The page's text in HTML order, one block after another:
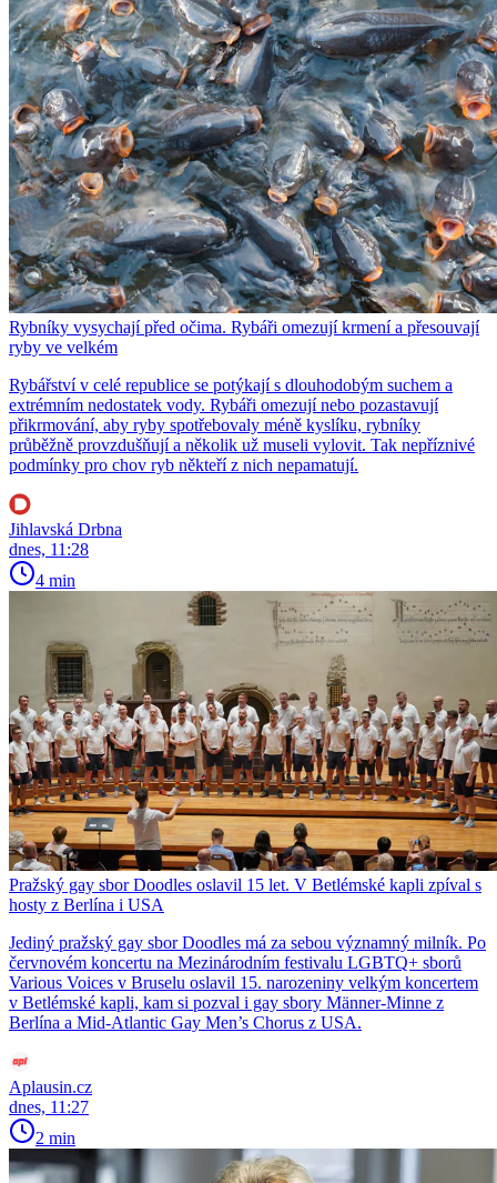
Rybníky vysychají před očima. Rybáři omezují krmení a přesouvají
ryby ve velkém
Rybářství v celé republice se potýkají s dlouhodobým suchem a
extrémním nedostatek vody. Rybáři omezují nebo pozastavují
přikrmování, aby ryby spotřebovaly méně kyslíku, rybníky
průběžně provzdušňují a několik už museli vylovit. Tak nepříznivé
podmínky pro chov ryb někteří z nich nepamatují.
Jihlavská Drbna
dnes, 11:28
4 min
Pražský gay sbor Doodles oslavil 15 let. V Betlémské kapli zpíval s
hosty z Berlína i USA
Jediný pražský gay sbor Doodles má za sebou významný milník. Po
červnovém koncertu na Mezinárodním festivalu LGBTQ+ sborů
Various Voices v Bruselu oslavil 15. narozeniny velkým koncertem
v Betlémské kapli, kam si pozval i gay sbory Männer-Minne z
Berlína a Mid-Atlantic Gay Men’s Chorus z USA.
Aplausin.cz
dnes, 11:27
2 min